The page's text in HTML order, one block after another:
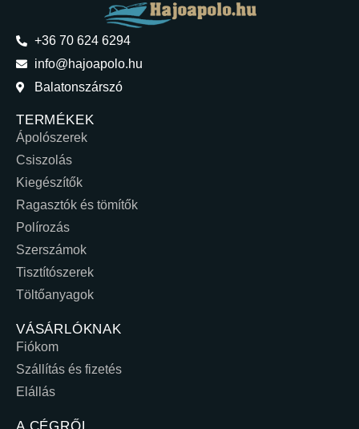
+36 70 624 6294
info@hajoapolo.hu
Balatonszárszó
TERMÉKEK
Ápolószerek
Csiszolás
Kiegészítők
Ragasztók és tömítők
Polírozás
Szerszámok
Tisztítószerek
Töltőanyagok
VÁSÁRLÓKNAK
Fiókom
Szállítás és fizetés
Elállás
A CÉGRŐL